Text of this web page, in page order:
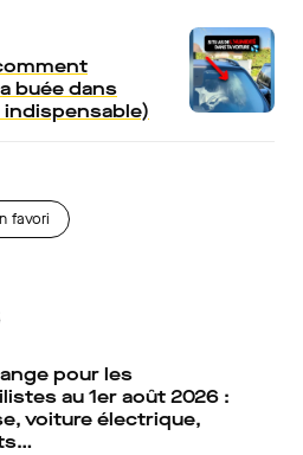
buée dans
favori
pour les
au 1er août 2026 :
voiture électrique,